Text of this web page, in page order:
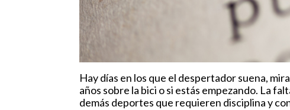
Hay días en los que el despertador suena,
años sobre la bici o si estás empezando. La
demás deportes que requieren disciplina y